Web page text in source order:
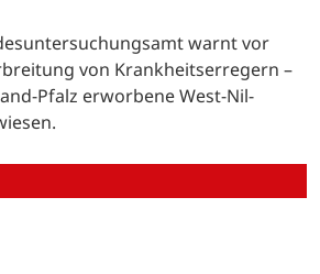
warnt vor
von Krankheitserregern –
Pfalz erworbene West-Nil-